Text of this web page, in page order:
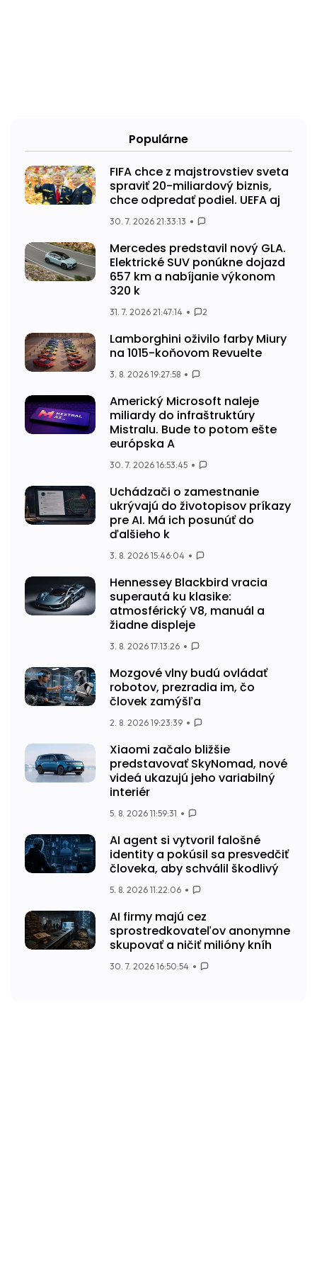
Populárne
FIFA chce z majstrovstiev sveta
spraviť 20-miliardový biznis,
chce odpredať podiel. UEFA aj
30. 7. 2026 21:33:13
Mercedes predstavil nový GLA.
Elektrické SUV ponúkne dojazd
657 km a nabíjanie výkonom
320 k
31. 7. 2026 21:47:14 2
Lamborghini oživilo farby Miury
na 1015-koňovom Revuelte
3. 8. 2026 19:27:58
Americký Microsoft naleje
miliardy do infraštruktúry
Mistralu. Bude to potom ešte
európska A
30. 7. 2026 16:53:45
Uchádzači o zamestnanie
ukrývajú do životopisov príkazy
pre AI. Má ich posunúť do
ďalšieho k
3. 8. 2026 15:46:04
Hennessey Blackbird vracia
superautá ku klasike:
atmosférický V8, manuál a
žiadne displeje
3. 8. 2026 17:13:26
Mozgové vlny budú ovládať
robotov, prezradia im, čo
človek zamýšľa
2. 8. 2026 19:23:39
Xiaomi začalo bližšie
predstavovať SkyNomad, nové
videá ukazujú jeho variabilný
interiér
5. 8. 2026 11:59:31
AI agent si vytvoril falošné
identity a pokúsil sa presvedčiť
človeka, aby schválil škodlivý
5. 8. 2026 11:22:06
AI firmy majú cez
sprostredkovateľov anonymne
skupovať a ničiť milióny kníh
30. 7. 2026 16:50:54